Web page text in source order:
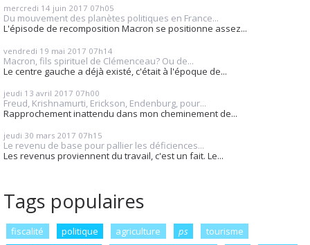
mercredi 14 juin 2017 07h05
Du mouvement des planètes politiques en France...
L'épisode de recomposition Macron se positionne assez...
vendredi 19 mai 2017 07h14
Macron, fils spirituel de Clémenceau? Ou de...
Le centre gauche a déjà existé, c'était à l'époque de...
jeudi 13 avril 2017 07h00
Freud, Krishnamurti, Erickson, Endenburg, pour...
Rapprochement inattendu dans mon cheminement de...
jeudi 30 mars 2017 07h15
Le revenu de base pour pallier les déficiences...
Les revenus proviennent du travail, c'est un fait. Le...
Tags populaires
fiscalité politique agriculture ps
tourisme